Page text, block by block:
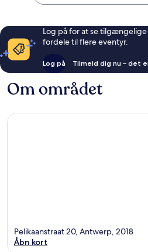
Log på for at se
fordele til flere eventyr.
Log på Tilmeld dig nu – det
Om området
Pelikaanstraat 20, Antwerp, 2018
Åbn kort